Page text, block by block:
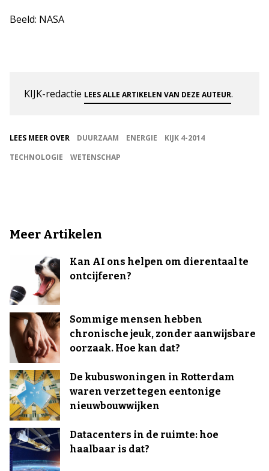
Beeld: NASA
KIJK-redactie LEES ALLE ARTIKELEN VAN DEZE AUTEUR.
LEES MEER OVER DUURZAAM ENERGIE
KIJK 4-2014
TECHNOLOGIE
WETENSCHAP
Meer Artikelen
Kan AI ons helpen om dierentaal te
ontcijferen?
Sommige mensen hebben
chronische jeuk, zonder aanwijsbare
oorzaak. Hoe kan dat?
De kubuswoningen in Rotterdam
waren verzet tegen eentonige
nieuwbouwwijken
Datacenters in de ruimte: hoe
haalbaar is dat?